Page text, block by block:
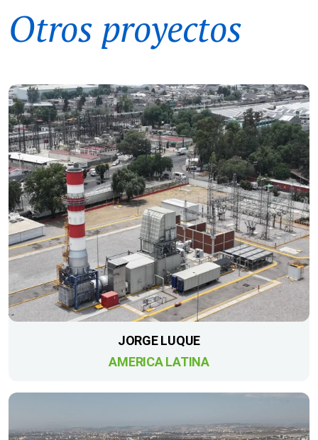
Otros proyectos
JORGE LUQUE
AMERICA LATINA